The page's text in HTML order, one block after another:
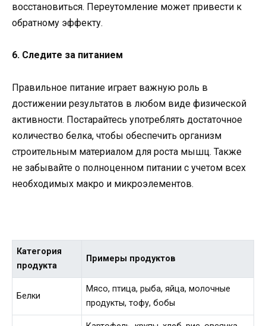
восстановиться. Переутомление может привести к
обратному эффекту.
6. Следите за питанием
Правильное питание играет важную роль в
достижении результатов в любом виде физической
активности. Постарайтесь употреблять достаточное
количество белка, чтобы обеспечить организм
строительным материалом для роста мышц. Также
не забывайте о полноценном питании с учетом всех
необходимых макро и микроэлементов.
Категория
продукта
Примеры продуктов
Белки
Мясо, птица, рыба, яйца, молочные
продукты, тофу, бобы